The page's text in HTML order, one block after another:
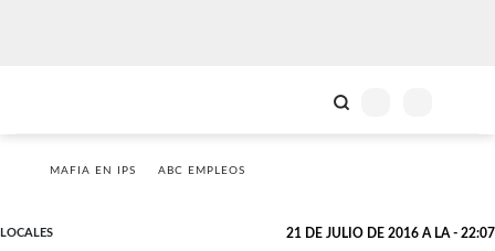
MAFIA EN IPS ABC EMPLEOS
LOCALES 21 DE JULIO DE 2016 A LA - 22:07